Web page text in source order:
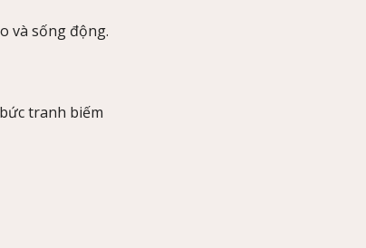
và sống động.
tranh biếm